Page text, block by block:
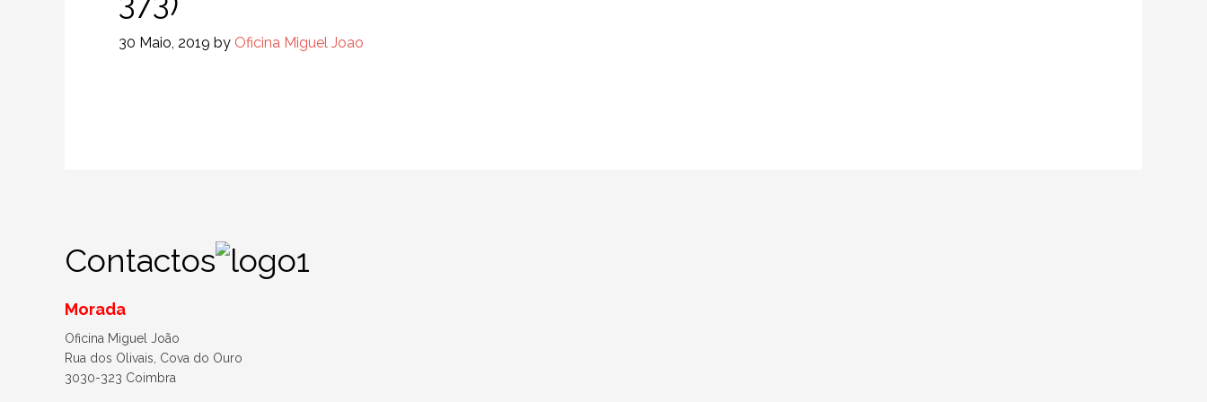
30 Maio, 2019 by Oficina Miguel Joao
Contactos
Morada
Oficina Miguel João
Rua dos Olivais, Cova do Ouro
3030-323 Coimbra